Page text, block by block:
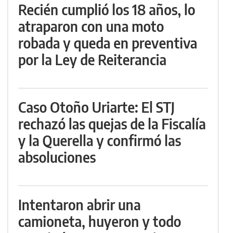
Recién cumplió los 18 años, lo
atraparon con una moto
robada y queda en preventiva
por la Ley de Reiterancia
Caso Otoño Uriarte: El STJ
rechazó las quejas de la Fiscalía
y la Querella y confirmó las
absoluciones
Intentaron abrir una
camioneta, huyeron y todo